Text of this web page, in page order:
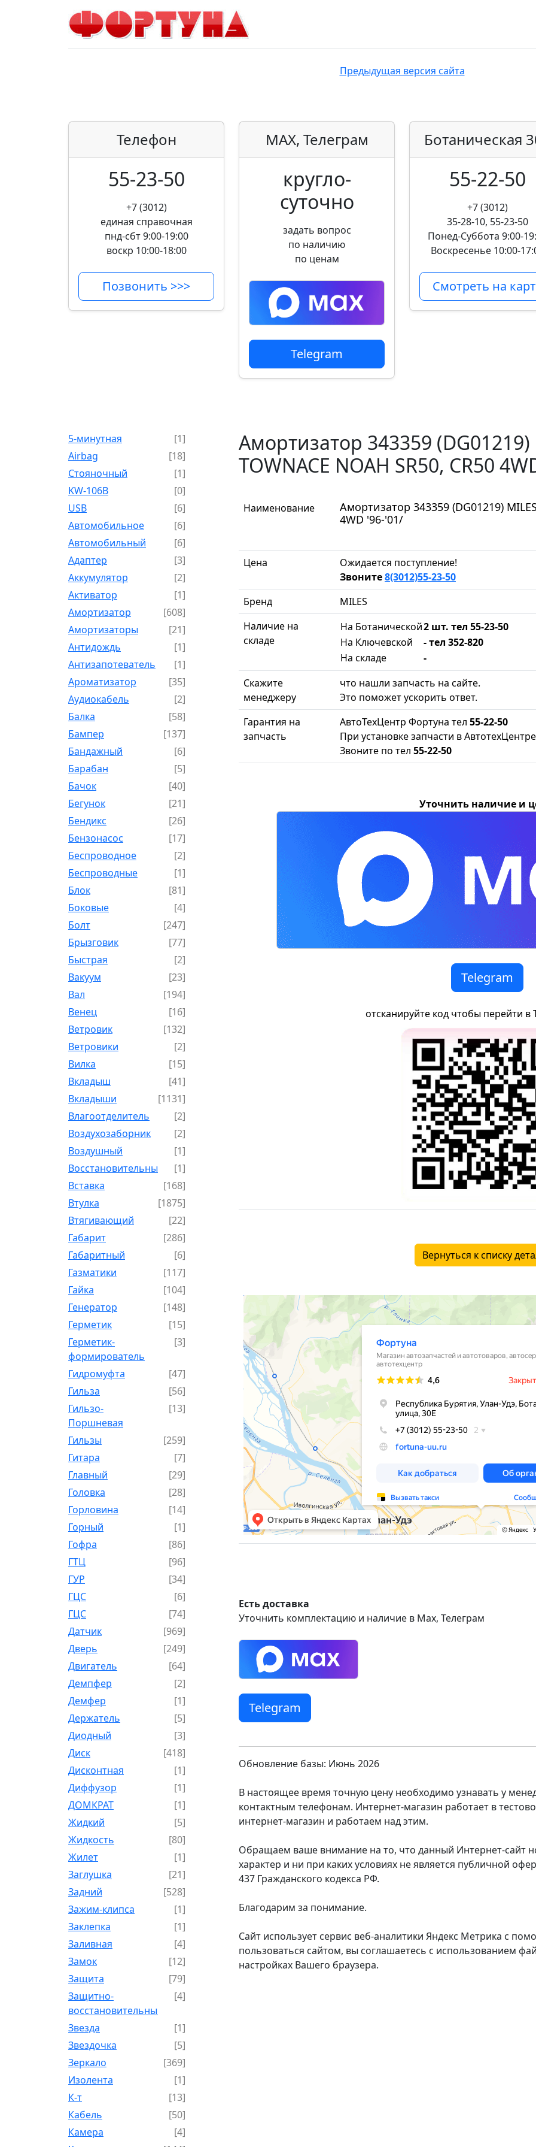
Предыдущая версия сайта
Телефон
55-23-50
+7 (3012)
единая справочная
пнд-сбт 9:00-19:00
воскр 10:00-18:00
Позвонить >>>
MAX, Телеграм
кругло­
суточно
задать вопрос
по наличию
по ценам
Telegram
Ботаническая
55-22-50
+7 (3012)
35-28-10, 55-23-50
Понед-Суббота 9:00-
Воскресенье 10:00-
Смотреть на
5-минутная
[1]
Airbag
[18]
Cтояночный
[1]
KW-106B
[0]
USB
[6]
Автомобильное
[6]
Автомобильный
[6]
Адаптер
[3]
Аккумулятор
[2]
Активатор
[1]
Амортизатор
[608]
Амортизаторы
[21]
Антидождь
[1]
Антизапотеватель
[1]
Ароматизатор
[35]
Аудиокабель
[2]
Балка
[58]
Бампер
[137]
Бандажный
[6]
Барабан
[5]
Бачок
[40]
Бегунок
[21]
Бендикс
[26]
Бензонасос
[17]
Беспроводное
[2]
Беспроводные
[1]
Блок
[81]
Боковые
[4]
Болт
[247]
Брызговик
[77]
Быстрая
[2]
Вакуум
[23]
Вал
[194]
Венец
[16]
Ветровик
[132]
Ветровики
[2]
Вилка
[15]
Вкладыш
[41]
Вкладыши
[1131]
Влагоотделитель
[2]
Воздухозаборник
[2]
Воздушный
[1]
Восстановительный
[1]
Вставка
[168]
Втулка
[1875]
Втягивающий
[22]
Габарит
[286]
Габаритный
[6]
Газматики
[117]
Гайка
[104]
Генератор
[148]
Герметик
[15]
Герметик-
формирователь
[3]
Гидромуфта
[47]
Гильза
[56]
Гильзо-
Поршневая
[13]
Гильзы
[259]
Гитара
[7]
Главный
[29]
Головка
[28]
Горловина
[14]
Горный
[1]
Гофра
[86]
ГТЦ
[96]
ГУР
[34]
ГЦC
[6]
ГЦС
[74]
Датчик
[969]
Дверь
[249]
Двигатель
[64]
Демпфер
[2]
Демфер
[1]
Держатель
[5]
Диодный
[3]
Диск
[418]
Дисконтная
[1]
Диффузор
[1]
ДОМКРАТ
[1]
Жидкий
[5]
Жидкость
[80]
Жилет
[1]
Заглушка
[21]
Задний
[528]
Зажим-клипса
[1]
Заклепка
[1]
Заливная
[4]
Замок
[12]
Защита
[79]
Защитно-
восстановительный
[4]
Звезда
[1]
Звездочка
[5]
Зеркало
[369]
Изолента
[1]
К-т
[13]
Кабель
[50]
Камера
[4]
Амортизатор 343359 (DG01219)
TOWNACE NOAH SR50, CR50
Наименование
Амортизатор 343359 (DG01219)
4WD '96-'01/
Цена
Ожидается поступление!
Звоните8(3012)55-23-50
Бренд
MILES
Наличие на
складе
На Ботанической2 шт. тел 55-23-50
На Ключевской
- тел 352-820
На складе
-
Скажите
менеджеру
что нашли запчасть на сайте.
Это поможет ускорить ответ.
Гарантия на
запчасть
АвтоТехЦентр Фортуна тел 55-22-50
При установке запчасти в
Звоните по тел 55-22-50
Уточнить наличие и
Telegram
отсканируйте код чтобы перейти в
Вернуться к списку
Есть доставка
Уточнить комплектацию и наличие в Max, Телеграм
Telegram
Обновление базы: Июнь 2026
В настоящее время точную цену необходимо узнавать у
контактным телефонам. Интернет-магазин работает в
интернет-магазин и работаем над этим.
Обращаем ваше внимание на то, что данный Интернет-сайт
характер и ни при каких условиях не является публичной
437 Гражданского кодекса РФ.
Благодарим за понимание.
Сайт использует сервис веб-аналитики Яндекс Метрика с
пользоваться сайтом, вы соглашаетесь с использованием
настройках Вашего браузера.